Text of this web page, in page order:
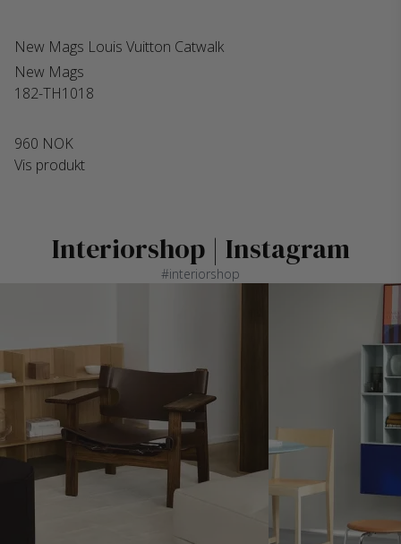
New Mags Louis Vuitton Catwalk
New Mags
182-TH1018
960 NOK
Vis produkt
Interiorshop | Instagram
#interiorshop